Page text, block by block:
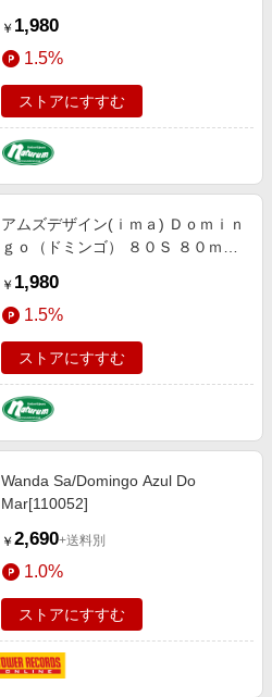
1164008
￥ 1,980
1.5%
ストアにすすむ
アムズデザイン(ｉｍａ) Ｄｏｍｉｎ
ｇｏ（ドミンゴ） ８０Ｓ ８０ｍｍ
1164005
￥ 1,980
1.5%
ストアにすすむ
Wanda Sa/Domingo Azul Do
Mar[110052]
￥ 2,690+送料別
1.0%
ストアにすすむ